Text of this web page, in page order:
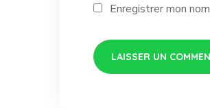
Enregistrer mon